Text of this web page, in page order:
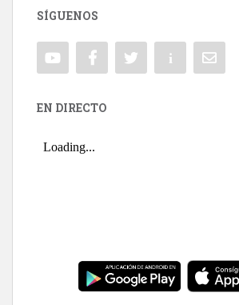
SÍGUENOS
EN DIRECTO